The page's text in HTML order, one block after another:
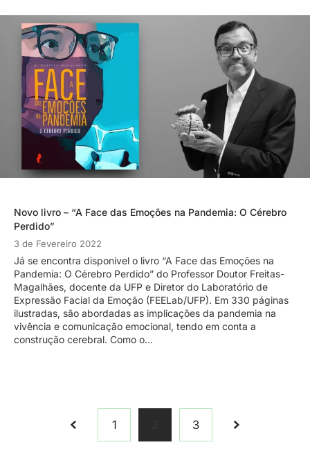
Novo livro – “A Face das Emoções na Pandemia: O Cérebro
Perdido”
3 de Fevereiro 2022
Já se encontra disponível o livro “A Face das Emoções na
Pandemia: O Cérebro Perdido” do Professor Doutor Freitas-
Magalhães, docente da UFP e Diretor do Laboratório de
Expressão Facial da Emoção (FEELab/UFP). Em 330 páginas
ilustradas, são abordadas as implicações da pandemia na
vivência e comunicação emocional, tendo em conta a
construção cerebral. Como o…
1 3